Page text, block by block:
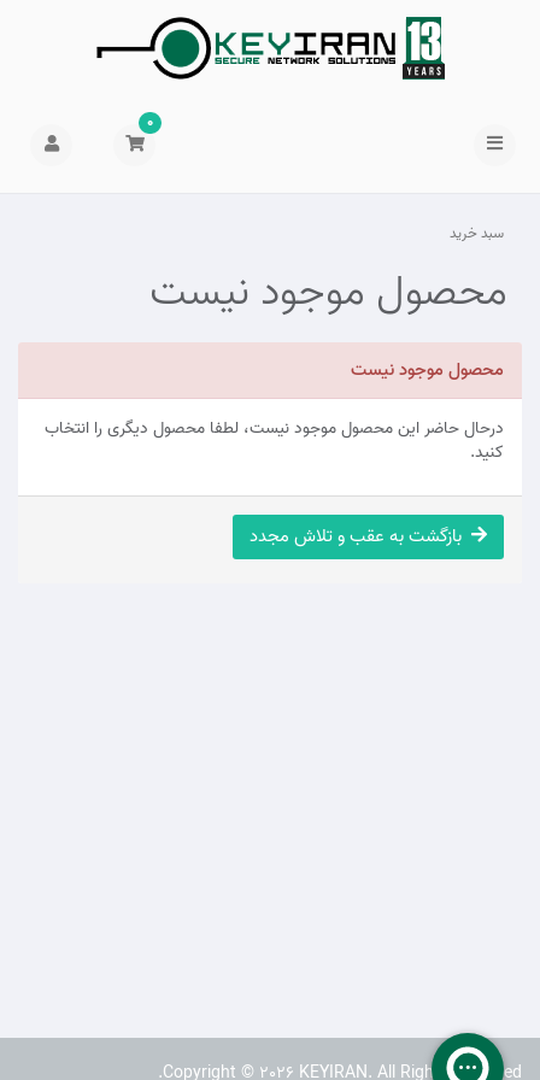
0
سبد خرید
محصول موجود نیست
محصول موجود نیست
درحال حاضر این محصول موجود نیست، لطفا محصول دیگری را انتخاب
کنید.
بازگشت به عقب و تلاش مجدد
Copyright © 2026 KEYIRAN. All Rights Reserved.